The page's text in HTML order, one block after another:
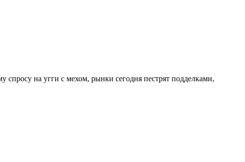
спросу на угги с мехом, рынки сегодня пестрят подделками,